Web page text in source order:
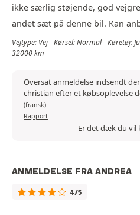
ikke særlig støjende, god
andet sæt på denne bil. Kan
Vejtype: Vej - Kørsel: Normal - Køretøj:
32000 km
Oversat anmeldelse indsendt
christian efter et købsoplevelse
(fransk)
Rapport
Er det dæk du vil
ANMELDELSE FRA ANDREA
4/5